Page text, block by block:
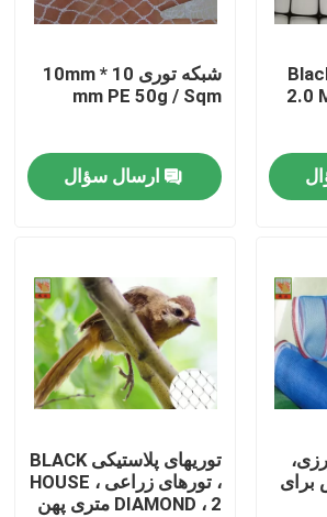
اکسترود شده
2.0
شبکه توری 10mm * 10
mm PE 50g / Sqm
ارسال سؤال
توریهای پلاستیکی BLACK
، تورهای زراعی ، HOUSE
DIAMOND ، 2 متری پهن